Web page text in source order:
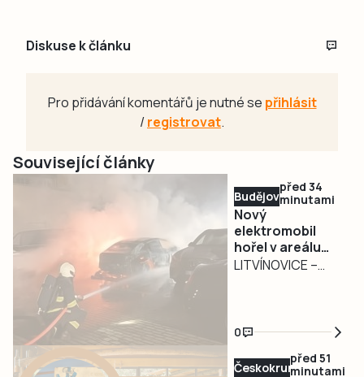
Diskuse k článku
Pro přidávání komentářů je nutné se přihlásit
/registrovat.
Související články
Budějovicko
před 34
minutami
Nový
elektromobil
hořel v areálu
autosalonu v
LITVÍNOVICE –
zaměstnal ve
čtvrtek 7. srpna
nad ránem
0
Českokrumlovsko
před 51
minutami